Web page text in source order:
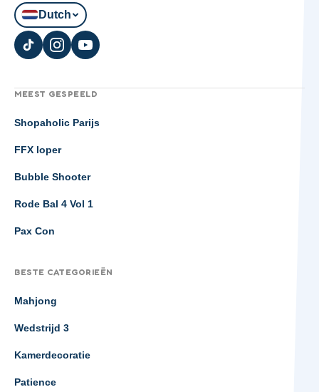
Dutch
MEEST GESPEELD
Shopaholic Parijs
FFX loper
Bubble Shooter
Rode Bal 4 Vol 1
Pax Con
BESTE CATEGORIEËN
Mahjong
Wedstrijd 3
Kamerdecoratie
Patience